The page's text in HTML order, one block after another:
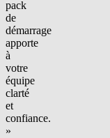
pack
de
démarrage
apporte
à
votre
équipe
clarté
et
confiance.
»